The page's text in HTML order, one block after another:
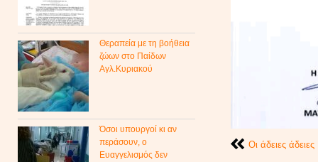
Οι άδειες άδειες
Θεραπεία με τη βοήθεια
ζώων στο Παίδων
Αγλ.Κυριακού
Όσοι υπουργοί κι αν
περάσουν, ο
Ευαγγελισμός δεν